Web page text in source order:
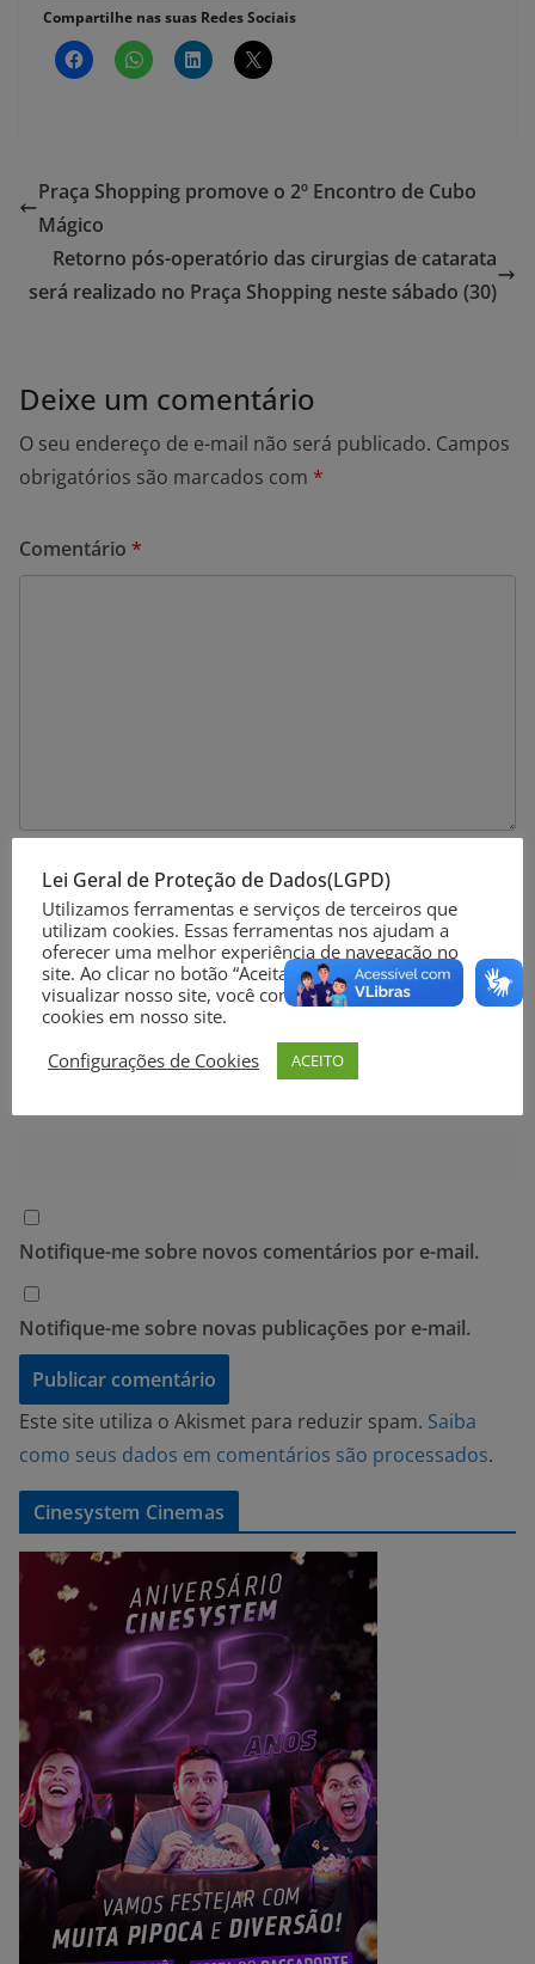
Compartilhe nas suas Redes Sociais
Praça Shopping promove o 2º Encontro de Cubo
Mágico
Retorno pós-operatório das cirurgias de catarata
será realizado no Praça Shopping neste sábado (30)
Deixe um comentário
O seu endereço de e-mail não será publicado. Campos
obrigatórios são marcados com *
Comentário *
Nome*
E-mail*
Notifique-me sobre novos comentários por e-mail.
Notifique-me sobre novas publicações por e-mail.
Este site utiliza o Akismet para reduzir spam. Saiba
como seus dados em comentários são processados.
Cinesystem Cinemas
Lei Geral de Proteção de Dados(LGPD)
Utilizamos ferramentas e serviços de terceiros que
utilizam cookies. Essas ferramentas nos ajudam a
oferecer uma melhor experiência de navegação no
site. Ao clicar no botão “Aceitar” ou continuar a
visualizar nosso site, você concorda com o uso de
cookies em nosso site.
Configurações de Cookies
ACEITO